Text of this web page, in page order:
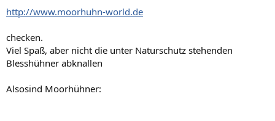
http://www.moorhuhn-world.de
checken.
Viel Spaß, aber nicht die unter Naturschutz stehenden
Blesshühner abknallen
Alsosind Moorhühner: